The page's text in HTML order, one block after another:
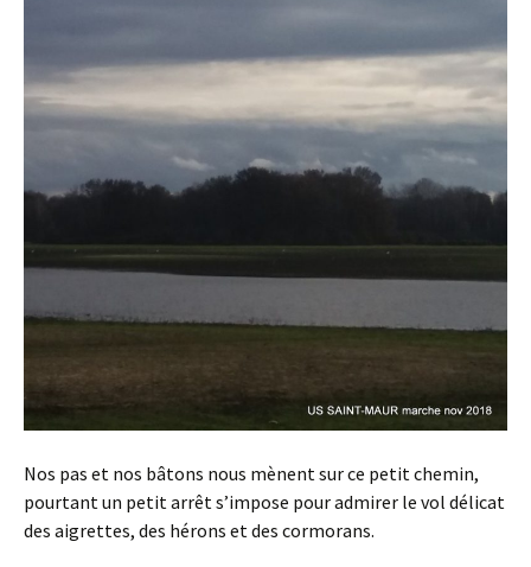
Nos pas et nos bâtons nous mènent sur ce petit chemin,
pourtant un petit arrêt s’impose pour admirer le vol délicat
des aigrettes, des hérons et des cormorans.